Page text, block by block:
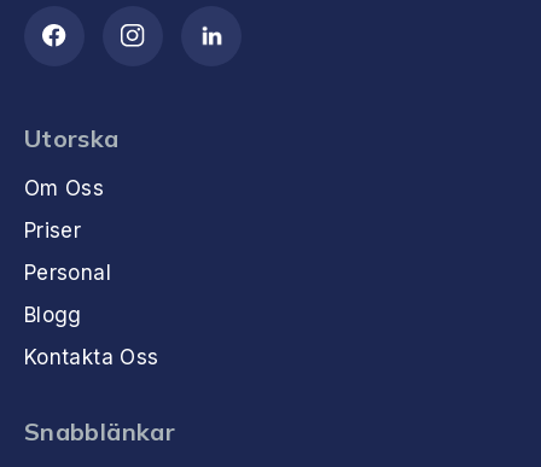
Utorska
Om Oss
Priser
Personal
Blogg
Kontakta Oss
Snabblänkar